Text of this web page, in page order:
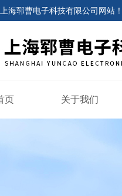
上海郓曹电子科技有限公司网站 ！
页 关于我们